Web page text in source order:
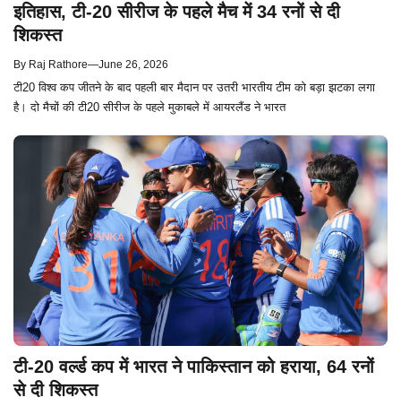
इतिहास, टी-20 सीरीज के पहले मैच में 34 रनों से दी
शिकस्त
By Raj Rathore—June 26, 2026
टी20 विश्व कप जीतने के बाद पहली बार मैदान पर उतरी भारतीय टीम को बड़ा झटका लगा
है। दो मैचों की टी20 सीरीज के पहले मुकाबले में आयरलैंड ने भारत
टी-20 वर्ल्ड कप में भारत ने पाकिस्तान को हराया, 64 रनों
से दी शिकस्त